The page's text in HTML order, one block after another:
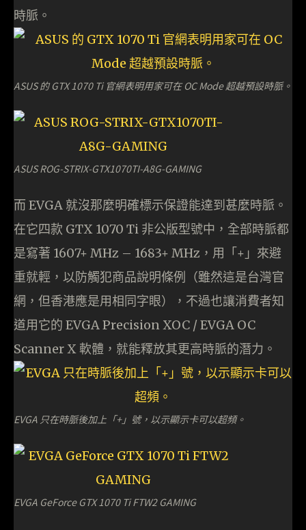
時脈。
ASUS 的 GTX 1070 Ti 官網表明用家可在 OC Mode 超越預設時脈。
ASUS ROG-STRIX-GTX1070TI-A8G-GAMING
而 EVGA 就沒那麼明確標示保證能達到甚麼時脈。
在它四款 GTX 1070 Ti 非公版型號中，全部時脈都
是寫著 1607+ MHz – 1683+ MHz，用「+」來避
重就輕，以防觸犯商品說明條例（雖然這是台灣官
網，但香港應是用相同字眼），不過也讓消費者知
道用它的 EVGA Precision XOC / EVGA OC
Scanner X 軟體，就能釋放其更高時脈的潛力。
EVGA 只在時脈後加上「+」號，以示顯示卡可以超頻。
EVGA GeForce GTX 1070 Ti FTW2 GAMING